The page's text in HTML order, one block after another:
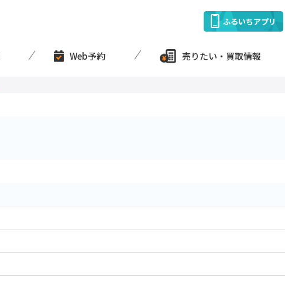
ふるいちアプリ
Web予約 売りたい・買取情報